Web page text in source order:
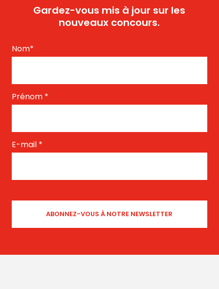
Gardez-vous mis à jour sur les
nouveaux concours.
Nom*
Prénom *
E-mail *